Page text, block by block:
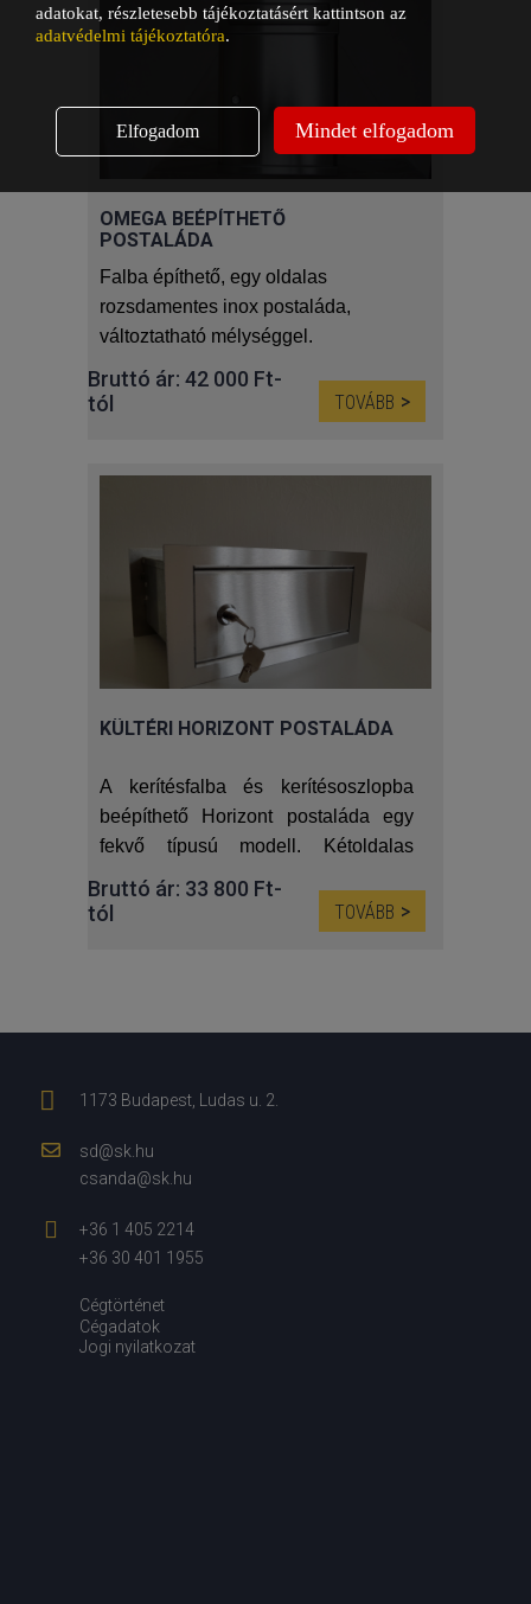
20 centiméteres falvastagságtól
tudunk biztosítani beépíthető
OMEGA BEÉPÍTHETŐ
POSTALÁDA
Falba építhető, egy oldalas
rozsdamentes inox postaláda,
változtatható mélységgel.
14,5 centiméter mély kivágástól
egészen 60,5 centiméter mély
kivágásig rendelkezünk beépíthető
Bruttó ár: 42 000 Ft-
tól
TOVÁBB
KÜLTÉRI HORIZONT POSTALÁDA
A kerítésfalba és kerítésoszlopba
beépíthető Horizont postaláda egy
fekvő típusú modell. Kétoldalas
rozsdamentes postaláda. A postaláda
mélysége a fal vastagságához
Bruttó ár: 33 800 Ft-
tól
TOVÁBB
1173 Budapest, Ludas u. 2.
sd@sk.hu
csanda@sk.hu
+36 1 405 2214
+36 30 401 1955
Cégtörténet
Cégadatok
Jogi nyilatkozat
adatokat, részletesebb tájékoztatásért kattintson az
adatvédelmi tájékoztatóra.
Elfogadom Mindet elfogadom